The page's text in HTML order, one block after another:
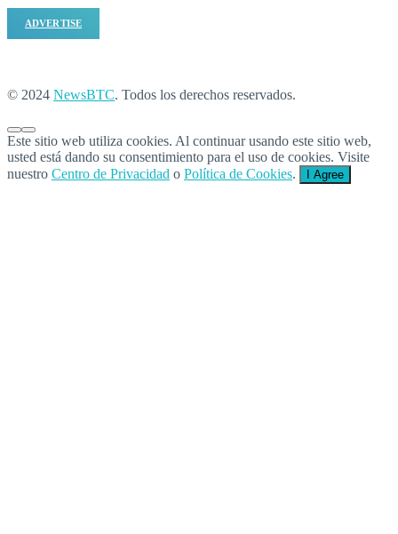
ADVERTISE
© 2024 NewsBTC. Todos los derechos reservados.
Este sitio web utiliza cookies. Al continuar usando este sitio web,
usted está dando su consentimiento para el uso de cookies. Visite
nuestro Centro de Privacidad o Política de Cookies. I Agree